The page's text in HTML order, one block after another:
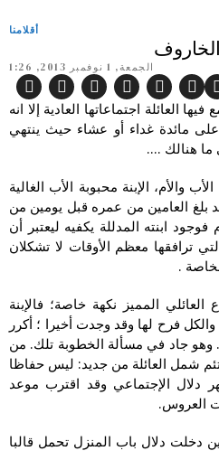
أقلامنا
الجمعة, 1 نوفمبر 2013, 1:26
العائلة اجتماعاتها العادية إلا انه
على مائدة غداء أو عشاء حيث ينتهي
ما هنالك ….
والأم، الإبنة محبوبة الأب الغالية
بلغ العامين من عمره قبل يومين من
ابنته المدللة يكفيه ليعتبر أن
ترافقها معظم الأوقات لا تشكلان
.
العائلي المميز نكهة خاصة؛ فالإبنة
فرح لها وقد وجدت أخيرا ؛ أكرر
وهو جاد في مسألة الخطوبة تلك. من
شمل العائلة من جديد: ليس حفاظا
دلال الإجتماعي وقد اقترب موعد
العروس.
دخلت دلال باب المنزل تحمل قالبا